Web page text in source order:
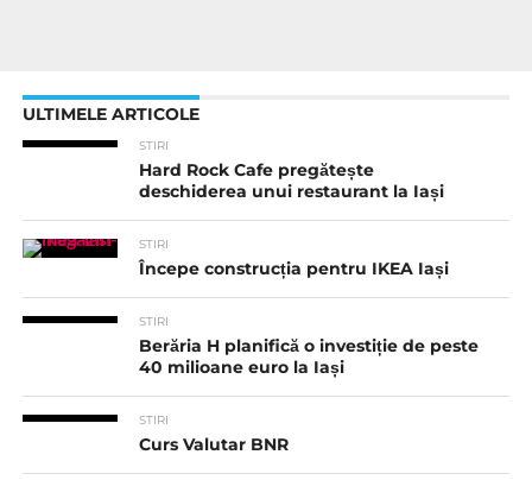
ULTIMELE ARTICOLE
STIRI
Hard Rock Cafe pregătește
deschiderea unui restaurant la Iași
STIRI
Începe construcția pentru IKEA Iași
STIRI
Berăria H planifică o investiție de peste
40 milioane euro la Iași
STIRI
Curs Valutar BNR